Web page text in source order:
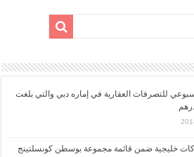
للتصرفات العقارية في إماره دبي والتي بلغت
خليجية ضمن قائمة مجموعة بوسطن كونسلتينج